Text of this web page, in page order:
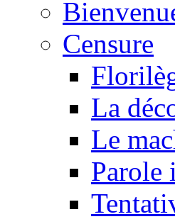
Censure
La
Le
Parole